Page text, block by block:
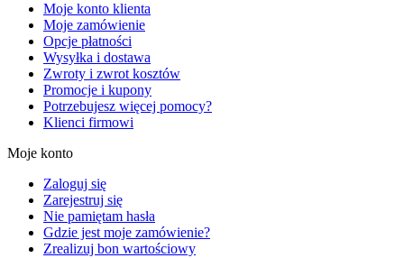
Moje konto klienta
Moje zamówienie
Opcje płatności
Wysyłka i dostawa
Zwroty i zwrot kosztów
Promocje i kupony
Potrzebujesz więcej pomocy?
Klienci firmowi
Moje konto
Zaloguj się
Zarejestruj się
Nie pamiętam hasła
Gdzie jest moje zamówienie?
Zrealizuj bon wartościowy